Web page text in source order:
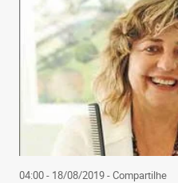
04:00 - 18/08/2019- Compartilhe